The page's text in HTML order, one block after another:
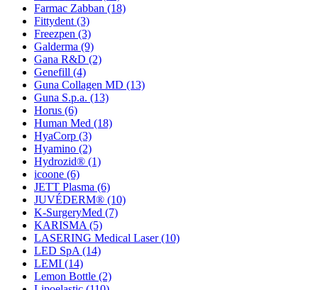
Farmac Zabban (18)
Fittydent (3)
Freezpen (3)
Galderma (9)
Gana R&D (2)
Genefill (4)
Guna Collagen MD (13)
Guna S.p.a. (13)
Horus (6)
Human Med (18)
HyaCorp (3)
Hyamino (2)
Hydrozid® (1)
icoone (6)
JETT Plasma (6)
JUVÉDERM® (10)
K-SurgeryMed (7)
KARISMA (5)
LASERING Medical Laser(10)
LED SpA (14)
LEMI (14)
Lemon Bottle (2)